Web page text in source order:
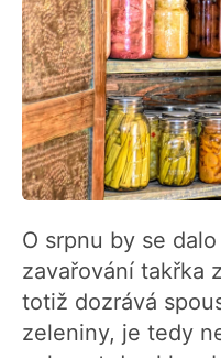
O srpnu by se
zavařování takřka
totiž dozrává
zeleniny, je tedy